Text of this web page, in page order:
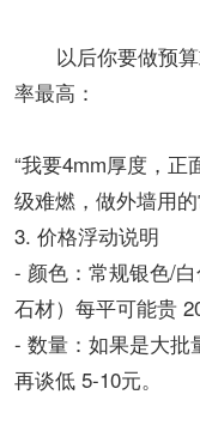
以后你要做预算
率最高：
“我要4mm厚度，正
级难燃，做外墙用
3. 价格浮动说明
- 颜色：常规银色/
石材）每平可能贵
- 数量：如果是大批
再谈低 5-10元。